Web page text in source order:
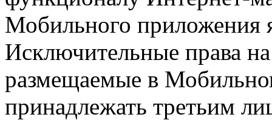
Мобильного приложения
Исключительные права
размещаемые в
принадлежать третьим